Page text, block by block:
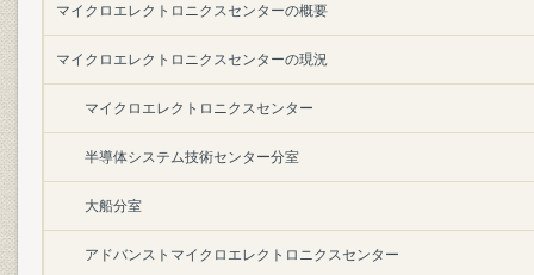
マイクロエレクトロニクスセンターの概要
マイクロエレクトロニクスセンターの現況
マイクロエレクトロニクスセンター
半導体システム技術センター分室
大船分室
アドバンストマイクロエレクトロニクスセンター